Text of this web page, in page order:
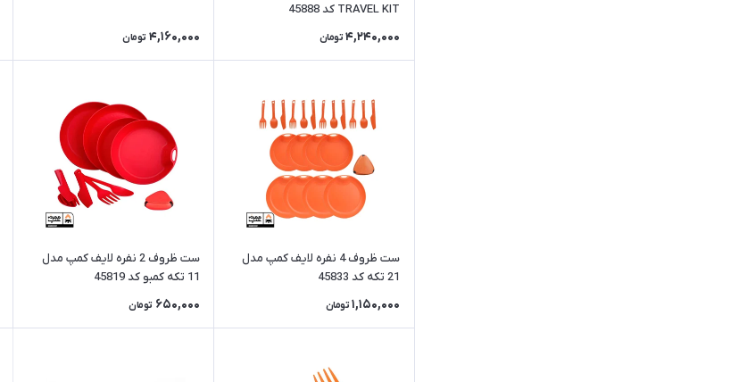
TRAVEL KIT کد 45888
4,240,000 تومان 4,160,000 تومان
ست ظروف 4 نفره لایف کمپ مدل
21 تکه کد 45833
1,150,000 تومان
ست ظروف 2 نفره لایف کمپ مدل
11 تکه کمبو کد 45819
650,000 تومان